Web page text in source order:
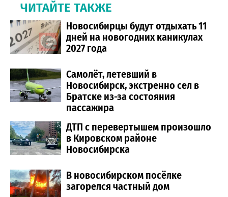
ЧИТАЙТЕ ТАКЖЕ
Новосибирцы будут отдыхать 11
дней на новогодних каникулах
2027 года
Самолёт, летевший в
Новосибирск, экстренно сел в
Братске из-за состояния
пассажира
ДТП с перевертышем произошло
в Кировском районе
Новосибирска
В новосибирском посёлке
загорелся частный дом